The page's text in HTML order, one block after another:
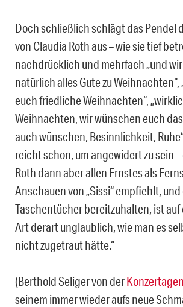
Doch schließlich schlägt das Pendel
von Claudia Roth aus – wie sie tief
nachdrücklich und mehrfach „und
natürlich alles Gute zu Weihnachten“,
euch friedliche Weihnachten“,
Weihnachten, wir wünschen euch
auch wünschen, Besinnlichkeit,
reicht schon, um angewidert zu sein
Roth dann aber allen Ernstes als
Anschauen von „Sissi“ empfiehlt,
Taschentücher bereitzuhalten, ist
Art derart unglaublich, wie man es
nichtzugetraut hätte.“
(Berthold Seliger von der
seinem immer wieder aufs neue